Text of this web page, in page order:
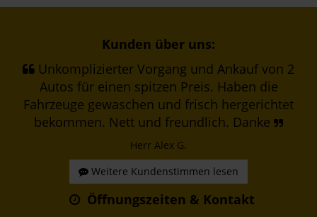
Kunden über uns:
Unkomplizierter Vorgang und Ankauf von 2
Autos für einen spitzen Preis. Haben die
Fahrzeuge gewaschen und frisch hergerichtet
bekommen. Nett und freundlich. Danke
Herr Alex G.
Weitere Kundenstimmen lesen
Öffnungszeiten & Kontakt